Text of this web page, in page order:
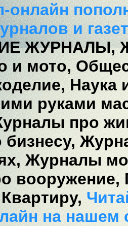
онлайн
и
ЖУРНАЛЫ,
и мото,
Наука
руками
про
Журналы
вооружение,
на нашем